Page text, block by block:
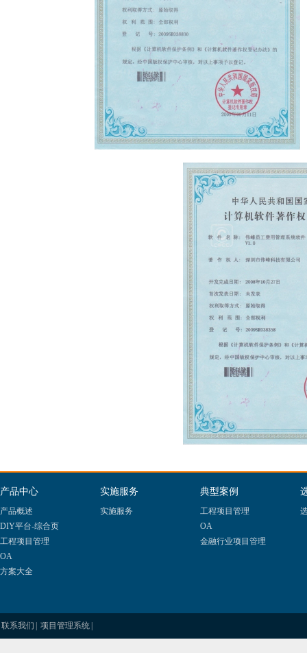
产品中心
产品概述
DIY平台-综合页
工程项目管理
OA
方案大全
实施服务
实施服务
典型案例
工程项目管理
OA
金融行业项目管理
联系我们 项目管理系统